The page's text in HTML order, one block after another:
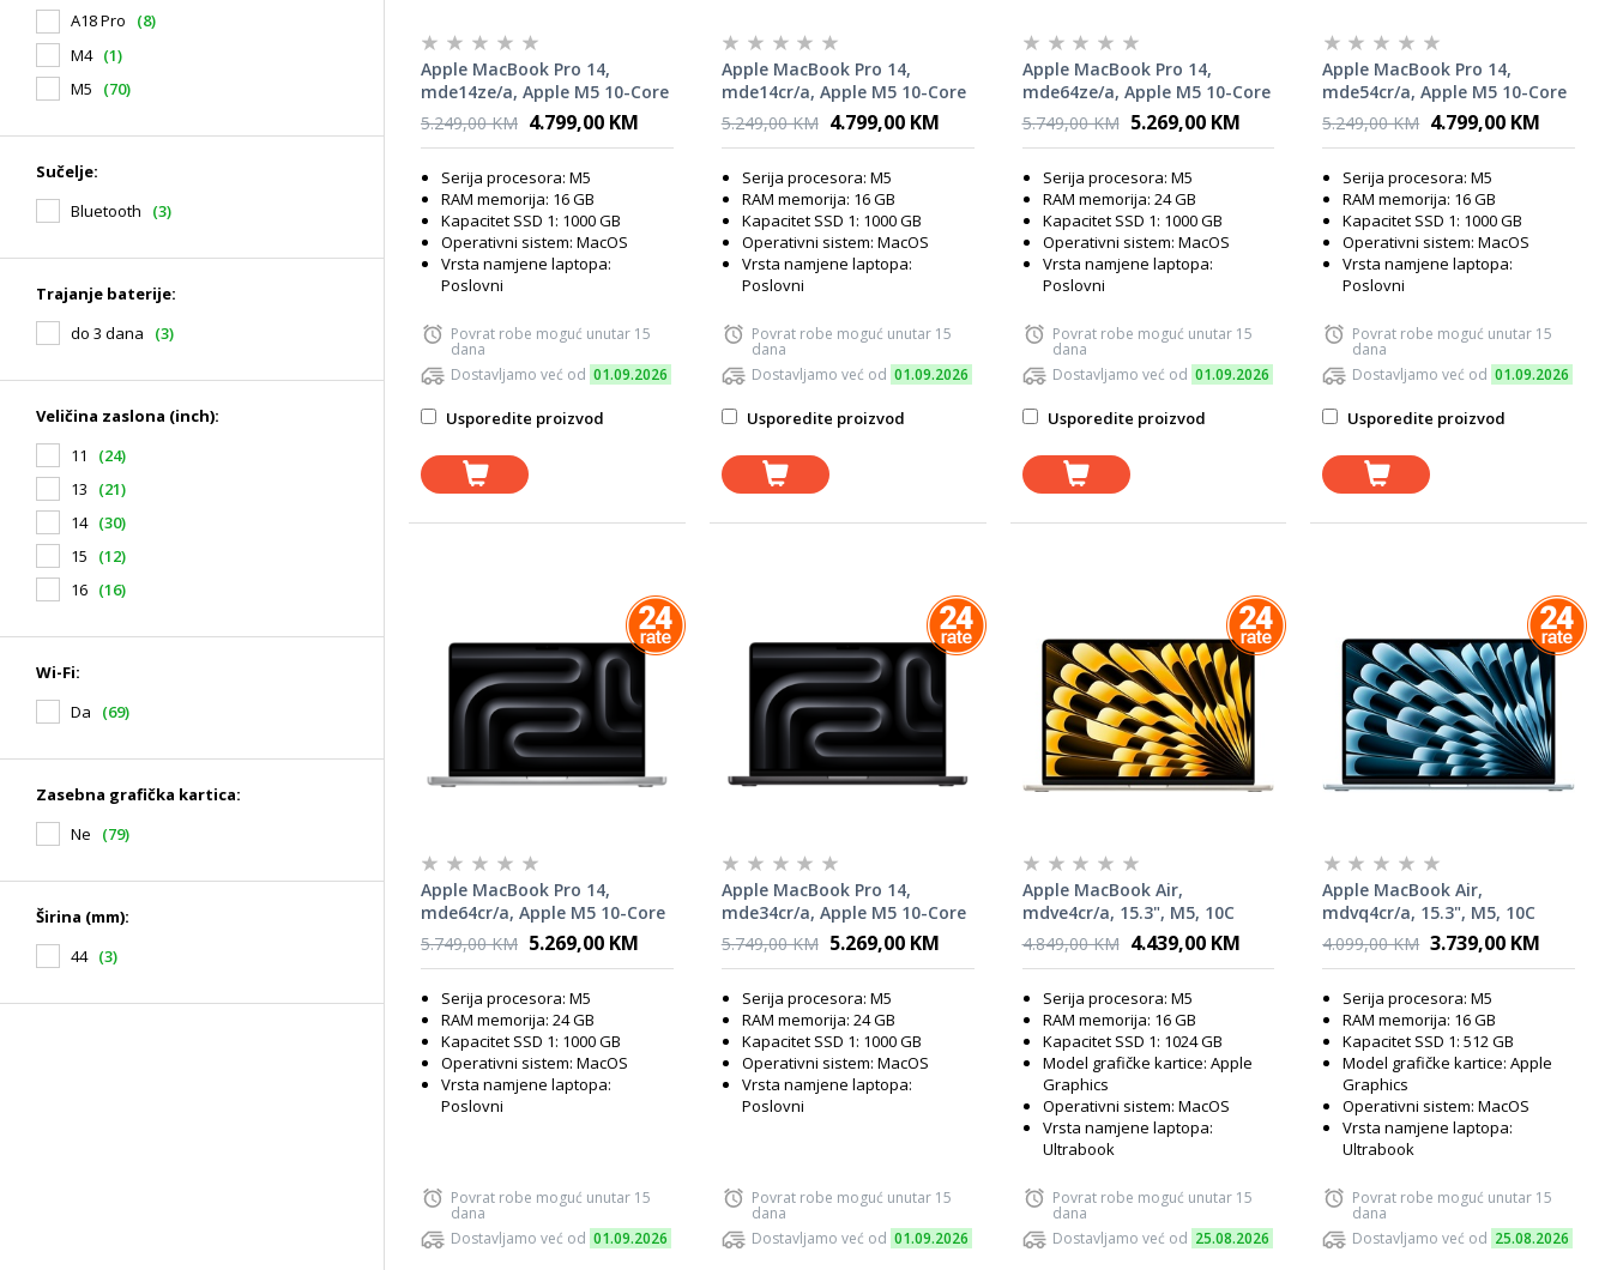
A18 Pro
(8)
M4 (1)
M5
(70)
Sučelje:
Bluetooth
(3)
Trajanje baterije:
do 3 dana
(3)
Veličina zaslona (inch):
11
(24)
13
(21)
14 (30)
15
(12)
16 (16)
Wi-Fi:
Da
(69)
Zasebna grafička kartica:
Ne
(79)
Širina (mm):
44 (3)
Apple MacBook Pro 14,
mde14ze/a, Apple M5 10-Core
CPU, 16GB, 1TB SSD, Apple
Graphics, Space Black, INT KB,
5.249,00 KM 4.799,00 KM
Serija procesora: M5
RAM memorija: 16 GB
Kapacitet SSD 1: 1000 GB
Operativni sistem: MacOS
Vrsta namjene laptopa:
Poslovni
Povrat robe moguć unutar 15
dana
Dostavljamo već od 01.09.2026
Usporedite proizvod
Apple MacBook Pro 14,
mde14cr/a, Apple M5 10-Core
CPU, 16GB, 1TB SSD, Apple
Graphics, Space Black, laptop
5.249,00 KM 4.799,00 KM
Serija procesora: M5
RAM memorija: 16 GB
Kapacitet SSD 1: 1000 GB
Operativni sistem: MacOS
Vrsta namjene laptopa:
Poslovni
Povrat robe moguć unutar 15
dana
Dostavljamo već od 01.09.2026
Usporedite proizvod
Apple MacBook Pro 14,
mde64ze/a, Apple M5 10-Core
CPU, 24GB RAM, 1TB SSD,
Apple Graphics, Silver, INT KB,
5.749,00 KM 5.269,00 KM
Serija procesora: M5
RAM memorija: 24 GB
Kapacitet SSD 1: 1000 GB
Operativni sistem: MacOS
Vrsta namjene laptopa:
Poslovni
Povrat robe moguć unutar 15
dana
Dostavljamo već od 01.09.2026
Usporedite proizvod
Apple MacBook Pro 14,
mde54cr/a, Apple M5 10-Core
CPU, 16GB, 1TB SSD, Apple
Graphics, Silver, laptop
5.249,00 KM 4.799,00 KM
Serija procesora: M5
RAM memorija: 16 GB
Kapacitet SSD 1: 1000 GB
Operativni sistem: MacOS
Vrsta namjene laptopa:
Poslovni
Povrat robe moguć unutar 15
dana
Dostavljamo već od 01.09.2026
Usporedite proizvod
Apple MacBook Pro 14,
mde64cr/a, Apple M5 10-Core
CPU, 24GB RAM, 1TB SSD,
Apple Graphics, Silver, laptop
5.749,00 KM 5.269,00 KM
Serija procesora: M5
RAM memorija: 24 GB
Kapacitet SSD 1: 1000 GB
Operativni sistem: MacOS
Vrsta namjene laptopa:
Poslovni
Povrat robe moguć unutar 15
dana
Dostavljamo već od 01.09.2026
Apple MacBook Pro 14,
mde34cr/a, Apple M5 10-Core
CPU, 24GB RAM, 1TB SSD,
Apple Graphics, Space Black,
5.749,00 KM 5.269,00 KM
Serija procesora: M5
RAM memorija: 24 GB
Kapacitet SSD 1: 1000 GB
Operativni sistem: MacOS
Vrsta namjene laptopa:
Poslovni
Povrat robe moguć unutar 15
dana
Dostavljamo već od 01.09.2026
Apple MacBook Air,
mdve4cr/a, 15.3", M5, 10C
GPU, 16GB RAM, 1TB SSD,
Starlight, laptop
4.849,00 KM 4.439,00 KM
Serija procesora: M5
RAM memorija: 16 GB
Kapacitet SSD 1: 1024 GB
Model grafičke kartice: Apple
Graphics
Operativni sistem: MacOS
Vrsta namjene laptopa:
Ultrabook
Povrat robe moguć unutar 15
dana
Dostavljamo već od 25.08.2026
Apple MacBook Air,
mdvq4cr/a, 15.3", M5, 10C
GPU, 16GB RAM, 512GB SSD,
Sky Blue, laptop
4.099,00 KM 3.739,00 KM
Serija procesora: M5
RAM memorija: 16 GB
Kapacitet SSD 1: 512 GB
Model grafičke kartice: Apple
Graphics
Operativni sistem: MacOS
Vrsta namjene laptopa:
Ultrabook
Povrat robe moguć unutar 15
dana
Dostavljamo već od 25.08.2026